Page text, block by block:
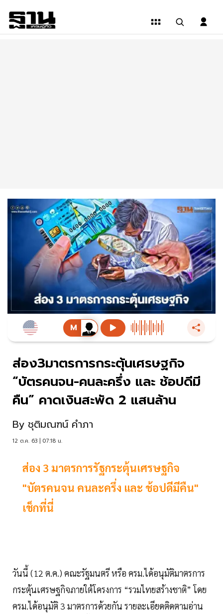
ส่อง3มาตรการกระตุ้นเศรษฐกิจ
“บัตรคนจน-คนละครึ่ง และ ช้อปดีมี
คืน” คาดเงินสะพัด 2 แสนล้าน
By ชุติมณฑน์ คำภา
12 ต.ค. 63 | 07:18 น.
ส่อง 3 มาตรการรัฐกระตุ้นเศรษฐกิจ
"บัตรคนจน คนละครึ่ง และ ช้อปดีมีคืน"
เช็กที่นี่
วันนี้ (12 ต.ค.) คณะรัฐมนตรี หรือ ครม.ได้อนุมัติมาตรการ
กระตุ้นเศรษฐกิจภายใต้โครงการ “รวมไทยสร้างชาติ” โดย
ครม.ได้อนุมัติ 3 มาตรการด้วยกัน รายละเอียดติดตามอ่าน